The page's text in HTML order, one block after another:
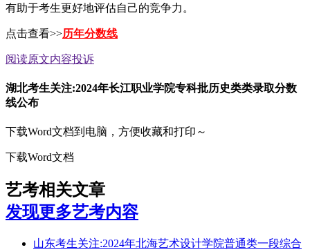
有助于考生更好地评估自己的竞争力。
点击查看>>历年分数线
阅读原文内容投诉
湖北考生关注:2024年长江职业学院专科批历史类类录取分数
线公布
下载Word文档到电脑，方便收藏和打印～
下载Word文档
艺考相关文章
发现更多艺考内容
山东考生关注:2024年北海艺术设计学院普通类一段综合